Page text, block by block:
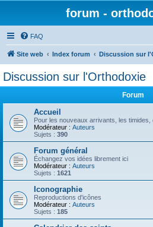
forum -
FAQ
Site web Index forum Discussion sur
Discussion sur l'Orthodoxie
Forum
Accueil
Pour les nouveaux arrivants, les timides,
Modérateur : Auteurs
Sujets : 390
Forum général
Échangez vos idées librement ici
Modérateur : Auteurs
Sujets : 1621
Iconographie
Reproductions d'icônes
Modérateur : Auteurs
Sujets : 185